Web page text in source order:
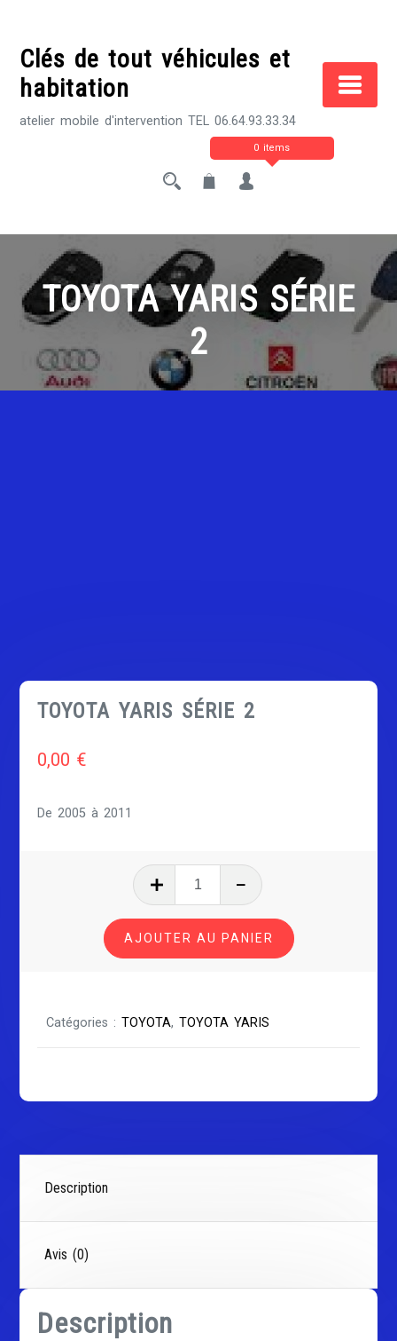
contentClés de tout véhicules et
habitation
atelier mobile d'intervention TEL 06.64.93.33.34
0 items
TOYOTA YARIS SÉRIE
2
TOYOTA YARIS SÉRIE 2
0,00 €
De 2005 à 2011
quantité
TOYOTA
YARIS
SÉRIE
AJOUTER AU PANIER
Catégories :TOYOTA,TOYOTA YARIS
Description
Avis (0)
Description